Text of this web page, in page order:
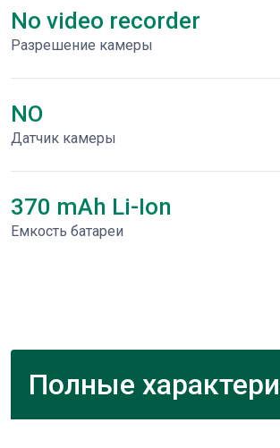
No video recorder
Разрешение камеры
NO
Датчик камеры
370 mAh Li-Ion
Емкость батареи
Полные